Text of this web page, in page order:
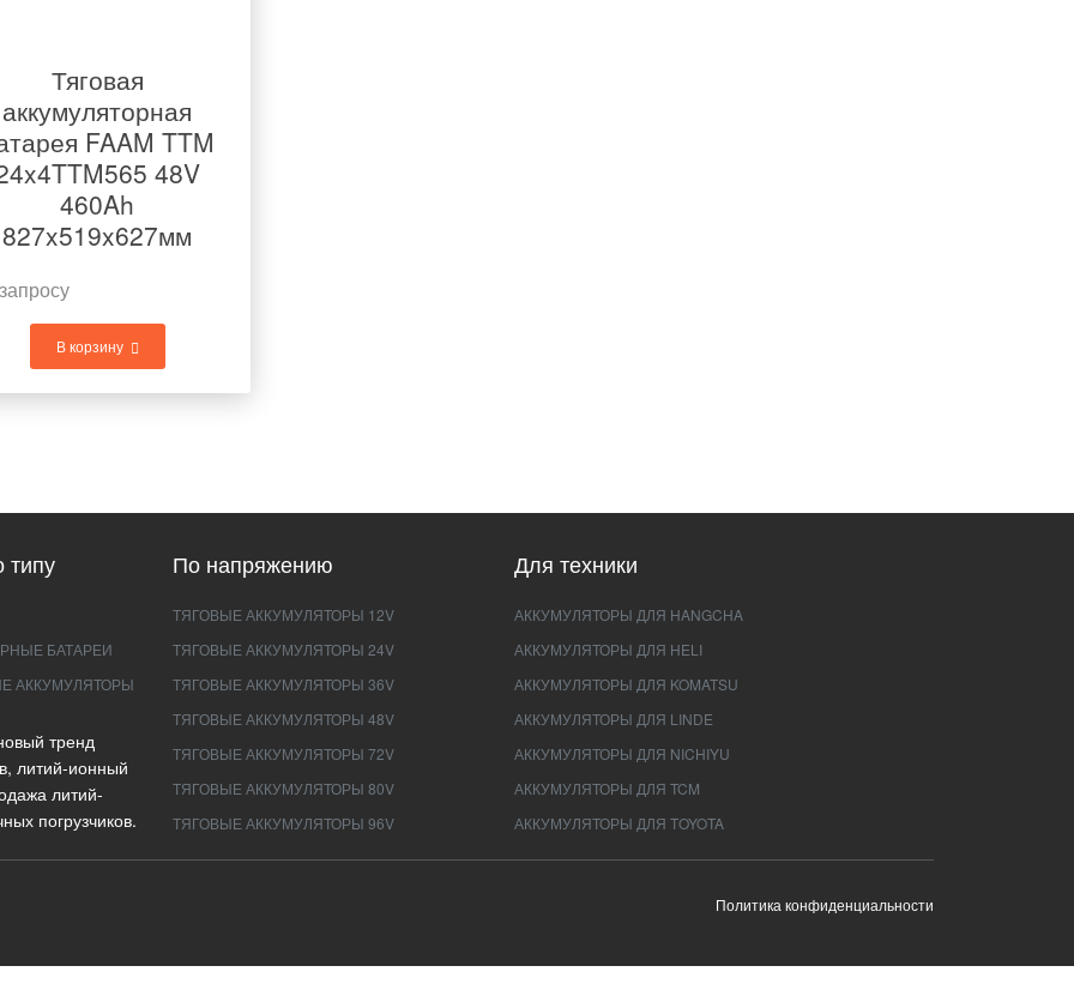
Тяговая
аккумуляторная
FAAM TTM
48V
460Ah
827x519x627мм
В корзину
типу
БАТАРЕИ
АККУМУЛЯТОРЫ
тренд
литий-ионный
литий-
погрузчиков.
По напряжению
ТЯГОВЫЕ АККУМУЛЯТОРЫ 12V
ТЯГОВЫЕ АККУМУЛЯТОРЫ 24V
ТЯГОВЫЕ АККУМУЛЯТОРЫ 36V
ТЯГОВЫЕ АККУМУЛЯТОРЫ 48V
ТЯГОВЫЕ АККУМУЛЯТОРЫ 72V
ТЯГОВЫЕ АККУМУЛЯТОРЫ 80V
ТЯГОВЫЕ АККУМУЛЯТОРЫ 96V
Для техники
АККУМУЛЯТОРЫ ДЛЯ HANGCHA
АККУМУЛЯТОРЫ ДЛЯ HELI
АККУМУЛЯТОРЫ ДЛЯ KOMATSU
АККУМУЛЯТОРЫ ДЛЯ LINDE
АККУМУЛЯТОРЫ ДЛЯ NICHIYU
АККУМУЛЯТОРЫ ДЛЯ TCM
АККУМУЛЯТОРЫ ДЛЯ TOYOTA
Политика конфиденциальности